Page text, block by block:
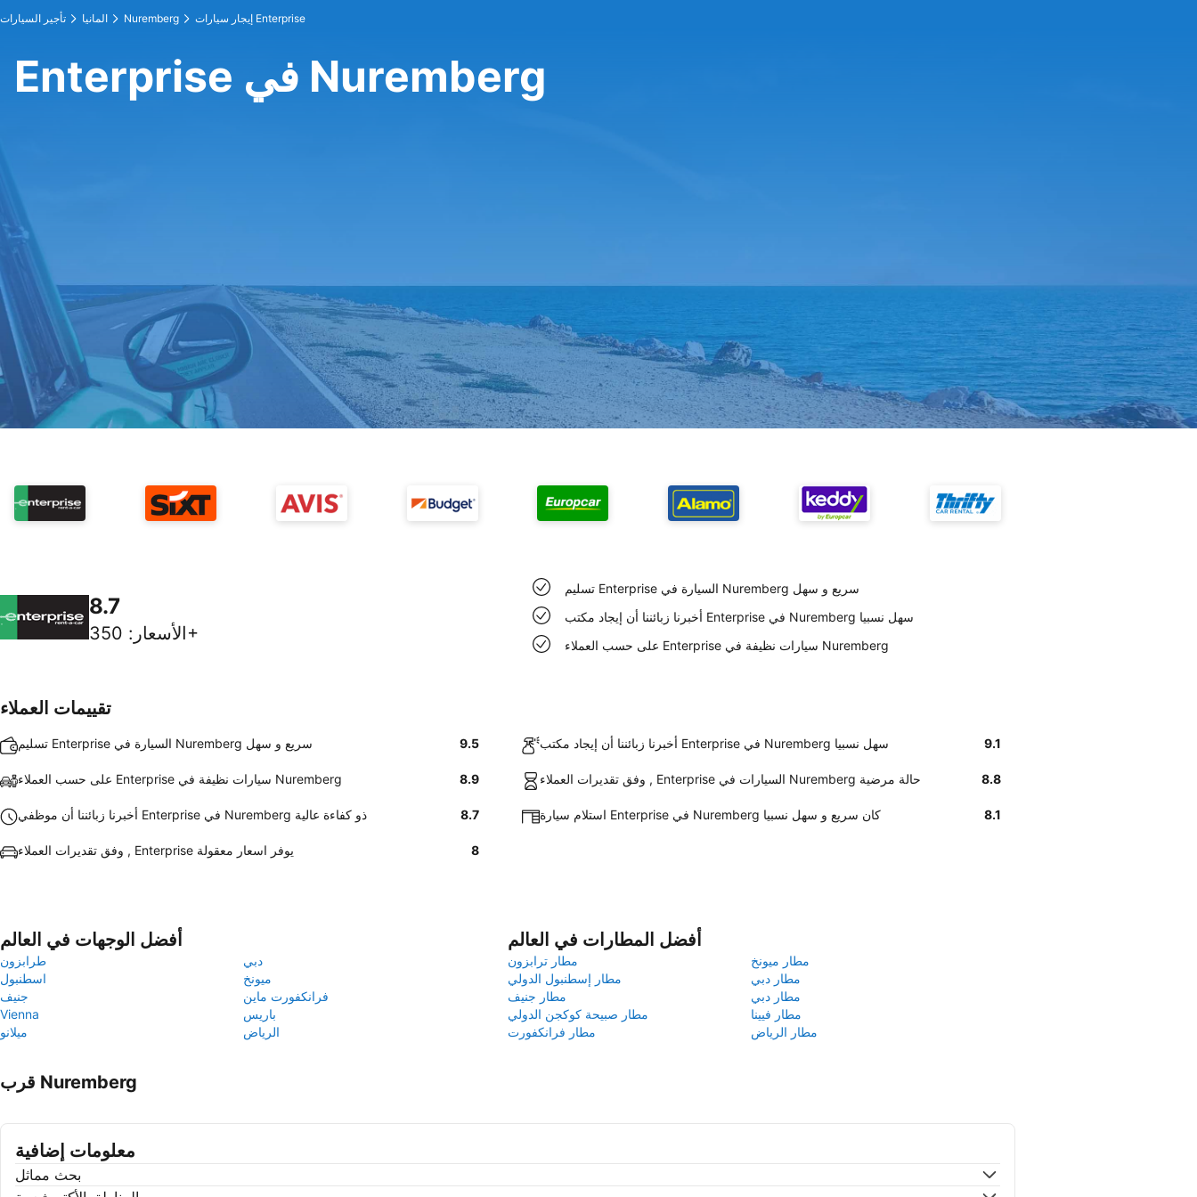
تأجير السيارات المانيا Nuremberg إيجار سيارات Enterprise
Enterprise في Nuremberg
8.7
الأسعار : 350+
تسليم Enterprise السيارة في Nuremberg سريع و سهل
أخبرنا زبائننا أن إيجاد مكتب Enterprise في Nuremberg سهل نسبيا
على حسب العملاء Enterprise سيارات نظيفة في Nuremberg
تقييمات العملاء
تسليم Enterprise السيارة في Nuremberg سريع و سهل 9.5 أخبرنا زبائننا أن إيجاد مكتب Enterprise في Nuremberg سهل نسبيا 9.1
على حسب العملاء Enterprise سيارات نظيفة في Nuremberg 8.9 وفق تقديرات العملاء , Enterprise السيارات في Nuremberg حالة مرضية 8.8
أخبرنا زبائننا أن موظفي Enterprise في Nuremberg ذو كفاءة عالية 8.7 استلام سيارة Enterprise في Nuremberg كان سريع و سهل نسبيا 8.1
وفق تقديرات العملاء , Enterprise يوفر اسعار معقولة 8
أفضل الوجهات في العالم
طرابزون
دبي
اسطنبول
ميونخ
جنيف
فرانكفورت ماين
Vienna
باريس
ميلانو
الرياض
أفضل المطارات في العالم
مطار ترابزون
مطار ميونخ
مطار إسطنبول الدولي
مطار دبي
مطار جنيف
مطار دبي
مطار صبيحة كوكجن الدولي
مطار فيينا
مطار فرانكفورت
مطار الرياض
قرب Nuremberg
معلومات إضافية
بحث مماثل